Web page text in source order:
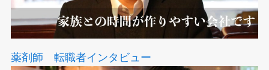
薬剤師 転職者インタビュー